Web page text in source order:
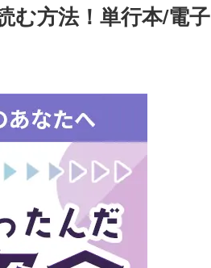
む方法！単行本/電子